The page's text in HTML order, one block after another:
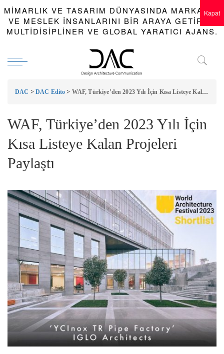
MIMARLIK VE TASARIM DÜNYASINDA MARKALAR
VE MESLEK INSANLARINI BIR ARAYA GETIREN
MULTIDISIPLINER VE GLOBAL YARATICI AJANS.
DAC > DAC Edito > WAF, Türkiye’den 2023 Yılı İçin Kısa Listeye Kalan Projeleri Paylaştı
WAF, Türkiye’den 2023 Yılı İçin
Kısa Listeye Kalan Projeleri
Paylaştı
Kapat